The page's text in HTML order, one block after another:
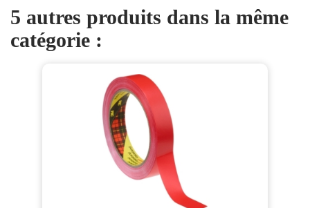
5 autres produits dans la même
catégorie :